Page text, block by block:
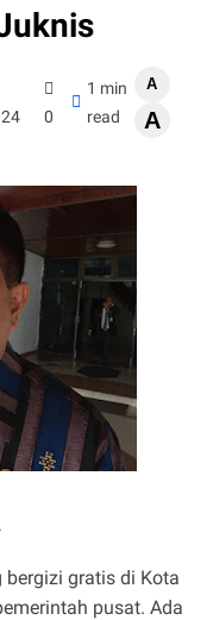
0
1 min
read
A
A
gratis di Kota
pusat. Ada